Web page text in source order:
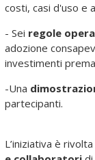
costi, casi d'uso e
- Sei regole
adozione
investimenti
-Una
partecipanti.
L’iniziativa è rivolta